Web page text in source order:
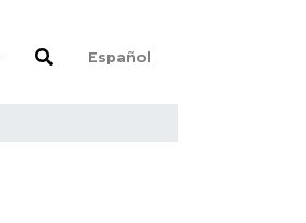
Español